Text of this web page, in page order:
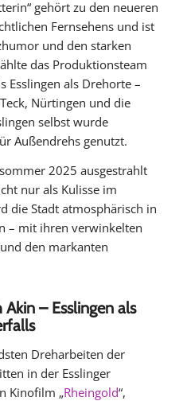
gehört zu den neueren
Fernsehens und ist
und den starken
das Produktionsteam
Esslingen als Drehorte –
Nürtingen und die
selbst wurde
Außendrehs genutzt.
2025 ausgestrahlt
nur als Kulisse im
die Stadt atmosphärisch in
– mit ihren verwinkelten
den markanten
Akin – Esslingen als
Dreharbeiten der
in der Esslinger
Kinofilm „Rheingold“,